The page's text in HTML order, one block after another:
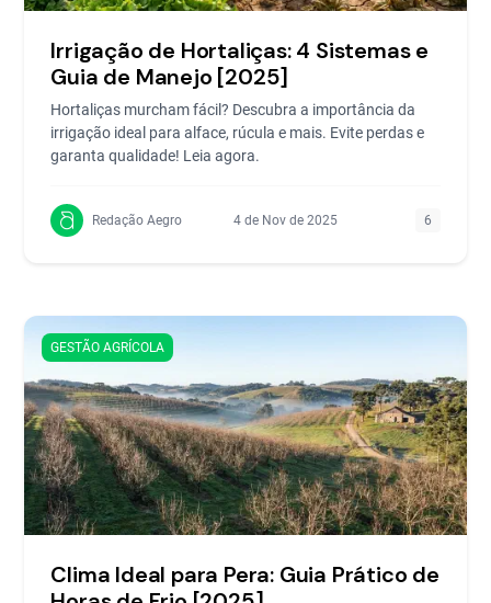
Irrigação de Hortaliças: 4 Sistemas e
Guia de Manejo [2025]
Hortaliças murcham fácil? Descubra a importância da
irrigação ideal para alface, rúcula e mais. Evite perdas e
garanta qualidade! Leia agora.
Redação Aegro 4 de Nov de 2025 6
GESTÃO AGRÍCOLA
Clima Ideal para Pera: Guia Prático de